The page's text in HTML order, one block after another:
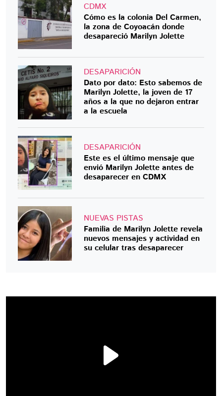
CDMX
Cómo es la colonia Del Carmen,
la zona de Coyoacán donde
desapareció Marilyn Jolette
DESAPARICIÓN
Dato por dato: Esto sabemos de
Marilyn Jolette, la joven de 17
años a la que no dejaron entrar
a la escuela
DESAPARICIÓN
Este es el último mensaje que
envió Marilyn Jolette antes de
desaparecer en CDMX
NUEVAS PISTAS
Familia de Marilyn Jolette revela
nuevos mensajes y actividad en
su celular tras desaparecer